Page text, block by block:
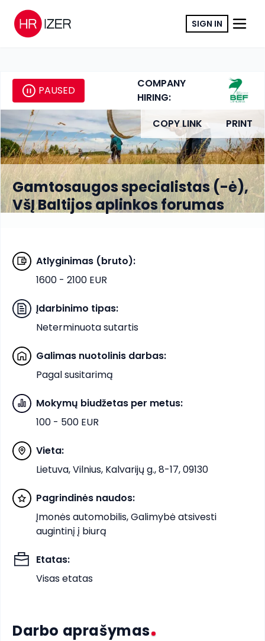
SIGN IN
PAUSED
COMPANY
HIRING:
COPY LINK
PRINT
Gamtosaugos specialistas (-ė),
VšĮ Baltijos aplinkos forumas
Atlyginimas (bruto):
1600 - 2100 EUR
Įdarbinimo tipas:
Neterminuota sutartis
Galimas nuotolinis darbas:
Pagal susitarimą
Mokymų biudžetas per metus:
100 - 500 EUR
Vieta:
Lietuva, Vilnius, Kalvarijų g., 8-17, 09130
Pagrindinės naudos:
Įmonės automobilis, Galimybė atsivesti
augintinį į biurą
Etatas:
Visas etatas
Darbo aprašymas